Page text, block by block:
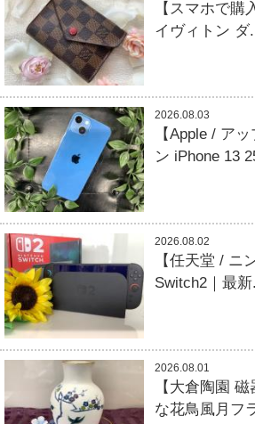
【スマホで購
イヴィトン ダ
2026.08.03
【Apple / ア
ン iPhone 13
2026.08.02
【任天堂 / ニ
Switch2｜最
2026.08.01
【大倉陶園
な花鳥風月フ